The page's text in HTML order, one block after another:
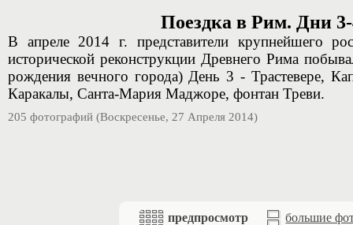
Поездка в Рим. Дни
В апреле 2014 г. представители крупнейшего
исторической реконструкции Древнего Рима
рождения вечного города) День 3 - Трастевере,
Каракалы, Санта-Мария Маджоре, фонтан Треви.
205 фотографий (Воскресенье, 27 Апреля 2014)
предпросмотр большие